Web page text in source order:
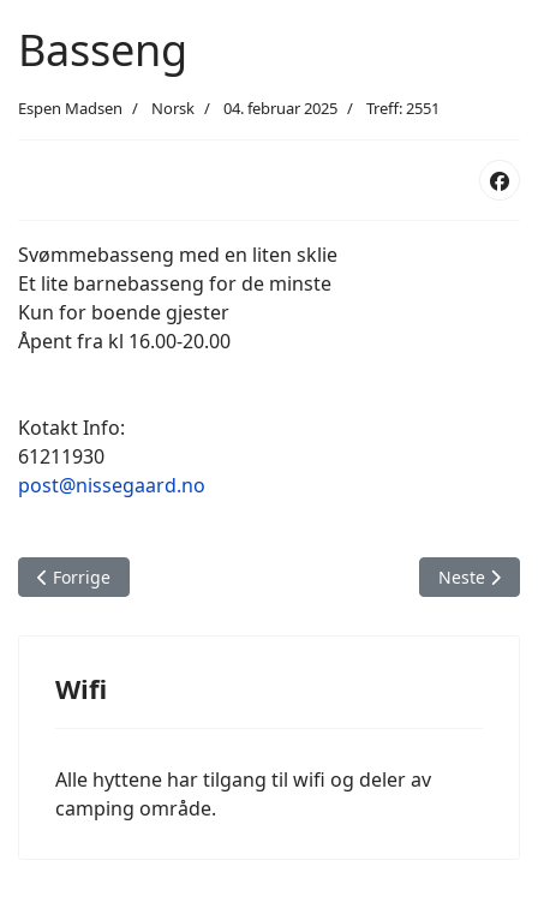
Basseng
Espen Madsen Norsk 04. februar 2025 Treff: 2551
Svømmebasseng med en liten sklie
Et lite barnebasseng for de minste
Kun for boende gjester
Åpent fra kl 16.00-20.00
Kotakt Info:
61211930
post@nissegaard.no
Forrige artikkel: Fotball Triksebane
Forrige Neste
Neste
Wifi
Alle hyttene har tilgang til wifi og deler av
camping område.